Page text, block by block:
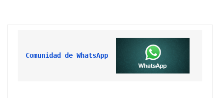
Comunidad de WhatsApp